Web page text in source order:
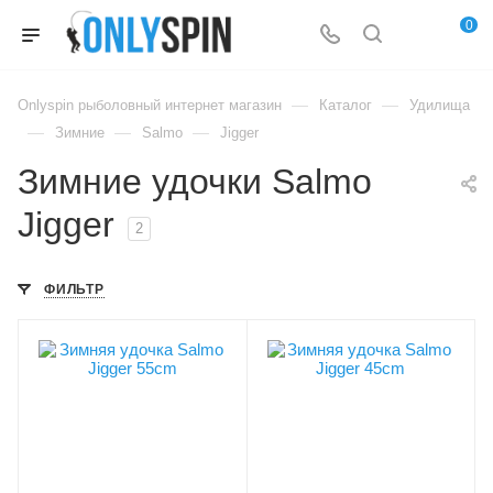
0
Onlyspin рыболовный интернет магазин — Каталог — Удилища
— Зимние — Salmo — Jigger
Зимние удочки Salmo
Jigger
2
ФИЛЬТР
Вес удилища, гр Вес удилища, гр